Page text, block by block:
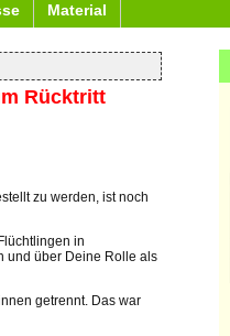
Material
Rücktritt
zu werden, ist noch
in
und über Deine Rolle als
getrennt. Das war